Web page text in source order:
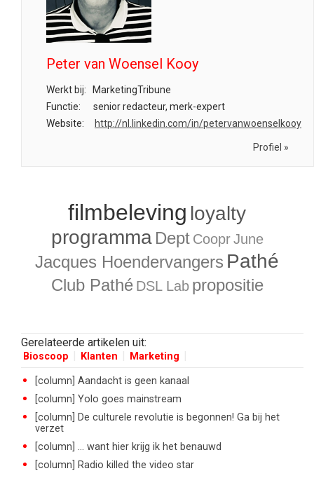
Peter van Woensel Kooy
Werkt bij:
MarketingTribune
Functie:
senior redacteur, merk-expert
Website:
http://nl.linkedin.com/in/petervanwoenselkooy
Profiel »
filmbeleving loyalty
programma Dept Coopr June
Jacques Hoendervangers Pathé
Club Pathé DSL Lab propositie
Gerelateerde artikelen uit:
Bioscoop Klanten Marketing
[column] Aandacht is geen kanaal
[column] Yolo goes mainstream
[column] De culturele revolutie is begonnen! Ga bij het
verzet
[column] ... want hier krijg ik het benauwd
[column] Radio killed the video star